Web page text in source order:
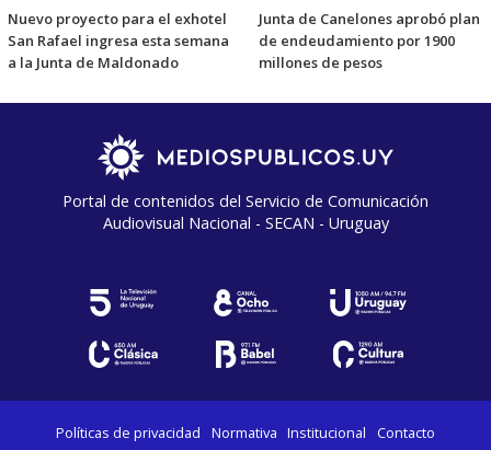
Nuevo proyecto para el exhotel
San Rafael ingresa esta semana
a la Junta de Maldonado
Junta de Canelones aprobó plan
de endeudamiento por 1900
millones de pesos
Portal de contenidos del Servicio de Comunicación
Audiovisual Nacional - SECAN - Uruguay
Políticas de privacidad Normativa Institucional Contacto